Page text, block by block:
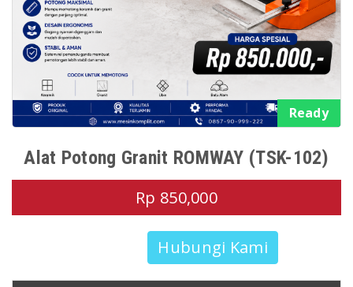
Ready
Alat Potong Granit ROMWAY (TSK-102)
Rp 850,000
Hubungi Kami